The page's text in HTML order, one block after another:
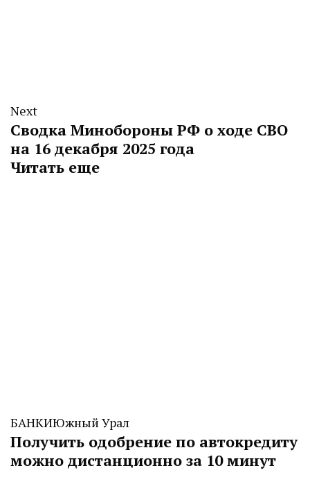
Next
Сводка Минобороны РФ о ходе СВО
на 16 декабря 2025 года
Читать еще
БАНКИЮжный Урал
Получить одобрение по автокредиту
можно дистанционно за 10 минут